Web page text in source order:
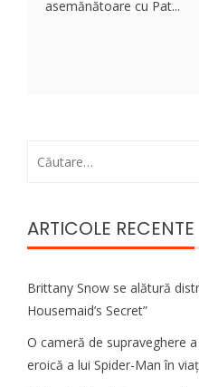
asemănătoare cu Pat...
ARTICOLE RECENTE
Brittany Snow se alătură
Housemaid’s Secret”
O cameră de supraveghere
eroică a lui Spider-Man în